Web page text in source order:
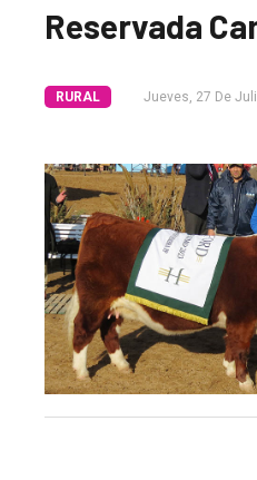
El
único
DIARIO
Balcarce
Inicio
Reservada
RURAL Jueves, 27 De